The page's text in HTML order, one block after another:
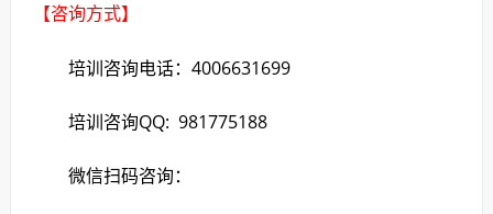
【咨询方式】
培训咨询电话：4006631699
培训咨询QQ: 981775188
微信扫码咨询：